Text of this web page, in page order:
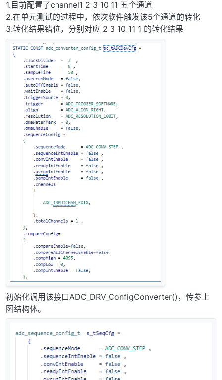
1.目前配置了channel1 2 3 10 11 五个通道
2.在单元测试的过程中，依次软件触发该5个通道的转化
3.转化结果错位，分别对应 2 3 10 11 1 的转化结果
初始化调用该接口ADC_DRV_ConfigConverter()，传参上
图结构体。